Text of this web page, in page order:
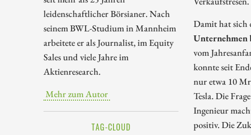
leidenschaftlicher Börsianer. Nach
seinem BWL-Studium in Mannheim
arbeitete er als Journalist, im Equity
Sales und viele Jahre im
Aktienresearch.
Mehr zum Autor
TAG-CLOUD
Damit hat sich
Unternehmen
vom
konnte seit
nur etwa 10
Tesla. Die
Ingenieur
positiv. Die